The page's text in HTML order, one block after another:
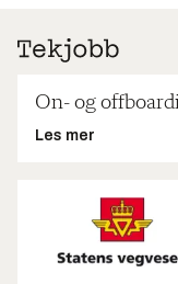
On- og
Les mer